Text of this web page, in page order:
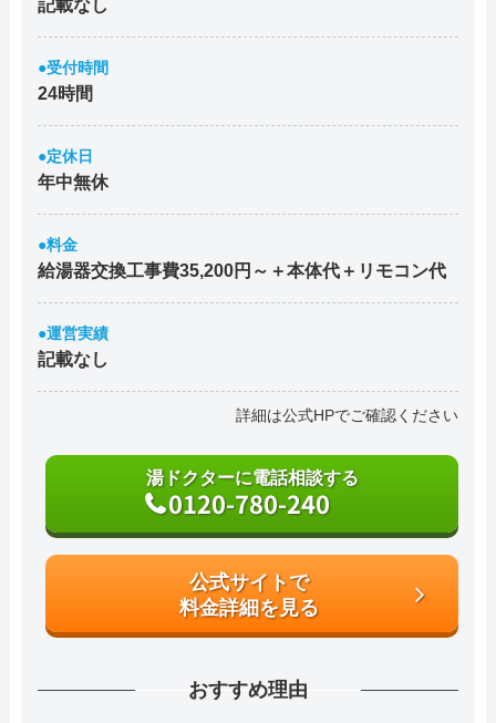
記載なし
●受付時間
24時間
●定休日
年中無休
●料金
給湯器交換工事費35,200円～＋本体代＋リモコン代
●運営実績
記載なし
詳細は公式HPでご確認ください
湯ドクターに電話相談する
0120-780-240
公式サイトで
料金詳細を見る
おすすめ理由